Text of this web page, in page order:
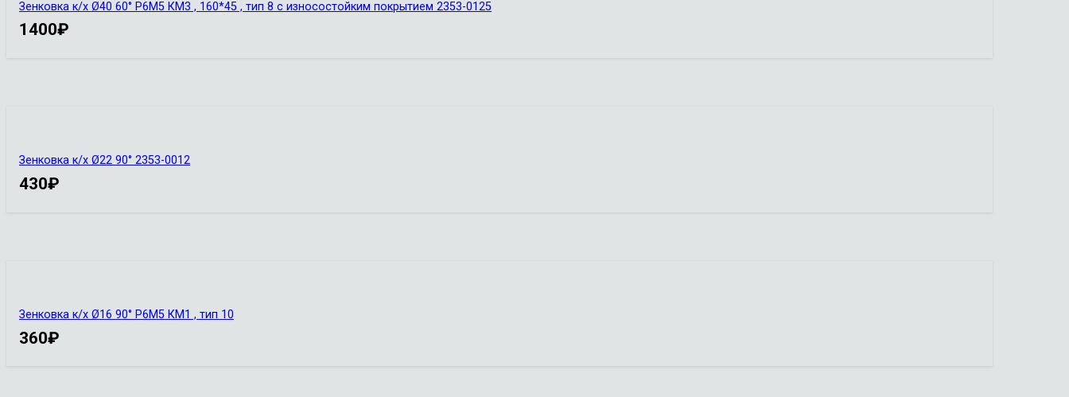
Зенковка к/х Ø40 60° Р6М5 КМ3 , 160*45 , тип 8 с износостойким покрытием 2353-0125
1400₽
Зенковка к/х Ø22 90° 2353-0012
430₽
Зенковка к/х Ø16 90° Р6М5 КМ1 , тип 10
360₽